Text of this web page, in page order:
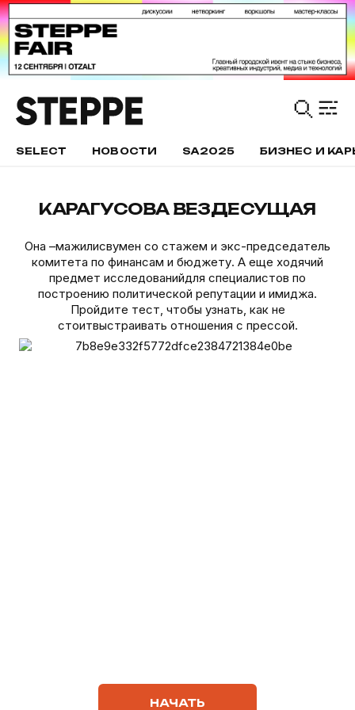
SELECT НОВОСТИ SA2025 БИЗНЕС И
КАРАГУСОВА ВЕЗДЕСУЩАЯ
Она –мажилисвумен со стажем и экс-председатель
комитета по финансам и бюджету. А еще ходячий
предмет исследованийдля специалистов по
построению политической репутации и имиджа.
Пройдите тест, чтобы узнать, как не
стоитвыстраивать отношения с прессой.
НАЧАТЬ